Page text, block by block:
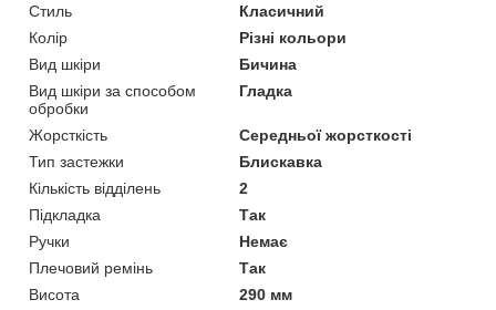
Стиль
Класичний
Колір
Різні кольори
Вид шкіри
Бичина
Вид шкіри за способом
обробки
Гладка
Жорсткість
Середньої жорсткості
Тип застежки
Блискавка
Кількість відділень
2
Підкладка
Так
Ручки
Немає
Плечовий ремінь
Так
Висота
290 мм